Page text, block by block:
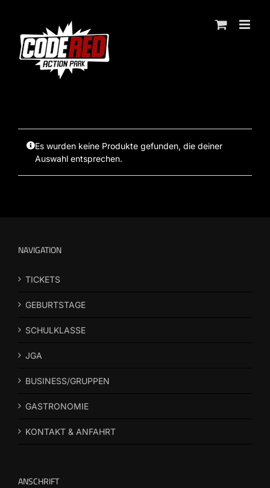
Es wurden keine Produkte gefunden, die deiner
Auswahl entsprechen.
NAVIGATION
TICKETS
GEBURTSTAGE
SCHULKLASSE
JGA
BUSINESS/GRUPPEN
GASTRONOMIE
KONTAKT & ANFAHRT
ANSCHRIFT